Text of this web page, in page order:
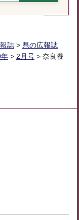
誌 > 県の広報誌
> 2月号 > 奈良養